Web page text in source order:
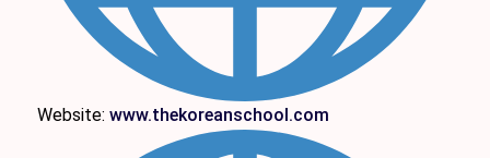
Website: www.thekoreanschool.com